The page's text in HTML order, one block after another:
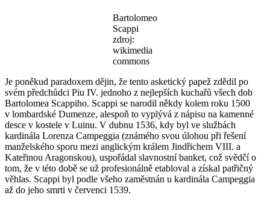
Bartolomeo
Scappi
zdroj:
wikimedia
commons
Je poněkud paradoxem dějin, že tento asketický papež zdědil po
svém předchůdci Piu IV. jednoho z nejlepších kuchařů všech dob
Bartolomea Scappiho. Scappi se narodil někdy kolem roku 1500
v lombardské Dumenze, alespoň to vyplývá z nápisu na kamenné
desce v kostele v Luinu. V dubnu 1536, kdy byl ve službách
kardinála Lorenza Campeggia (známého svou úlohou při řešení
manželského sporu mezi anglickým králem Jindřichem VIII. a
Kateřinou Aragonskou), uspořádal slavnostní banket, což svědčí o
tom, že v této době se už profesionálně etabloval a získal patřičný
věhlas. Scappi byl podle všeho zaměstnán u kardinála Campeggia
až do jeho smrti v červenci 1539.